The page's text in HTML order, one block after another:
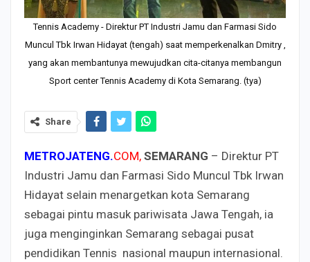
Tennis Academy - Direktur PT Industri Jamu dan Farmasi Sido
Muncul Tbk Irwan Hidayat (tengah) saat memperkenalkan Dmitry ,
yang akan membantunya mewujudkan cita-citanya membangun
Sport center Tennis Academy di Kota Semarang. (tya)
Share
METROJATENG.COM, SEMARANG – Direktur PT
Industri Jamu dan Farmasi Sido Muncul Tbk Irwan
Hidayat selain menargetkan kota Semarang
sebagai pintu masuk pariwisata Jawa Tengah, ia
juga menginginkan Semarang sebagai pusat
pendidikan Tennis nasional maupun internasional.